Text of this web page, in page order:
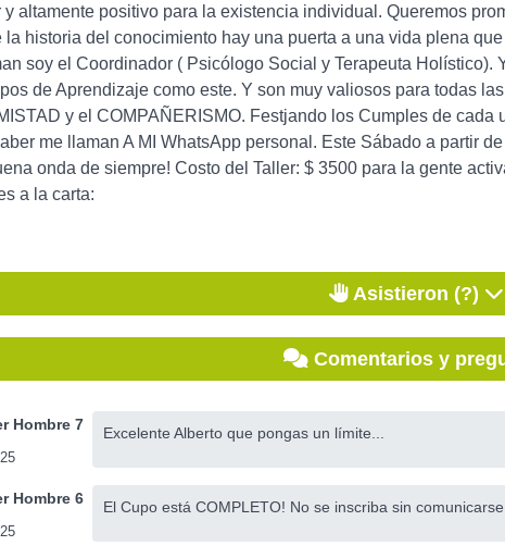
y altamente positivo para la existencia individual. Queremos
la historia del conocimiento hay una puerta a una vida plena
soy el Coordinador ( Psicólogo Social y Terapeuta Holístico).
de Aprendizaje como este. Y son muy valiosos para todas
y el COMPAÑERISMO. Festjando los Cumples de
me llaman A MI WhatsApp personal. Este Sábado a partir
onda de siempre! Costo del Taller: $ 3500 para la gente
a la carta:
Asistieron (?)
Comentarios y
Hombre 7
Excelente Alberto que pongas un límite...
Hombre 6
El Cupo está COMPLETO! No se inscriba sin